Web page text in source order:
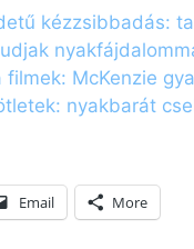
kézzsibbadás:
filmek: McKenzie
nyakbarát
Email More